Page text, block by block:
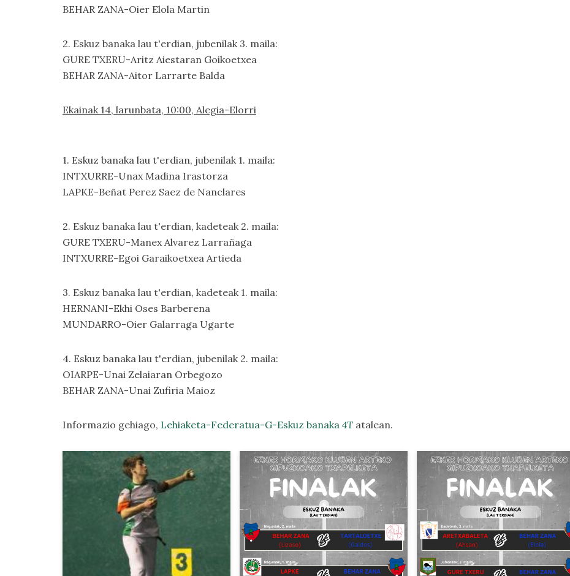
BEHAR ZANA-Oier Elola Martin
2. Eskuz banaka lau t'erdian, jubenilak 3. maila:
GURE TXERU-Aritz Aiestaran Goikoetxea
BEHAR ZANA-Aitor Larrarte Balda
Ekainak 14, larunbata, 10:00, Alegia-Elorri
1. Eskuz banaka lau t'erdian, jubenilak 1. maila:
INTXURRE-Unax Madina Irastorza
LAPKE-Beñat Perez Saez de Nanclares
2. Eskuz banaka lau t'erdian, kadeteak 2. maila:
GURE TXERU-Manex Alvarez Larrañaga
INTXURRE-Egoi Garaikoetxea Artieda
3. Eskuz banaka lau t'erdian, kadeteak 1. maila:
HERNANI-Ekhi Oses Barberena
MUNDARRO-Oier Galarraga Ugarte
4. Eskuz banaka lau t'erdian, jubenilak 2. maila:
OIARPE-Unai Zelaiaran Orbegozo
BEHAR ZANA-Unai Zufiria Maioz
Informazio gehiago, Lehiaketa-Federatua-G-Eskuz banaka 4T atalean.